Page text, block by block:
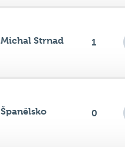
Michal Strnad 1
Španělsko 0